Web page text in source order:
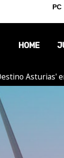
HOME
Asturias'
PC